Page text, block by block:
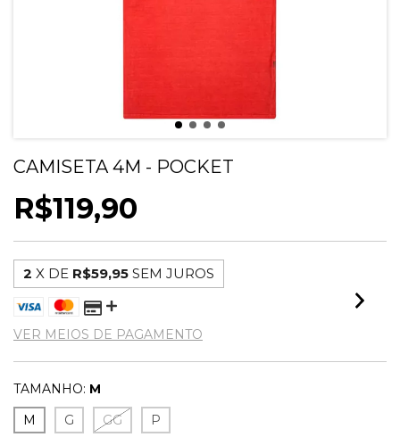
CAMISETA 4M - POCKET
R$119,90
2 X DE R$59,95 SEM JUROS
VER MEIOS DE PAGAMENTO
TAMANHO: M
M
G GG P